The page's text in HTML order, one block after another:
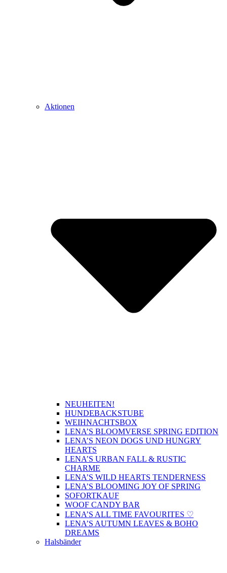
Aktionen
NEUHEITEN!
HUNDEBACKSTUBE
WEIHNACHTSBOX
LENA’S BLOOMVERSE SPRING EDITION
LENA’S NEON DOGS UND HUNGRY
HEARTS
LENA’S URBAN FALL & RUSTIC
CHARME
LENA’S WILD HEARTS TENDERNESS
LENA’S BLOOMING JOY OF SPRING
SOFORTKAUF
WOOF CANDY BAR
LENA’S ALL TIME FAVOURITES ♡
LENA’S AUTUMN LEAVES & BOHO
DREAMS
Halsbänder